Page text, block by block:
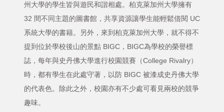
州大學的學生皆與遊民和諧相處。柏克萊加州大學擁有
32 間不同主題的圖書館，共享資源讓學生能輕鬆借閱 UC
系統大學的書籍。另外，來到柏克萊加州大學，就不得不
提到位於學校後山的景點 BIGC，BIGC為學校的榮譽標
誌，每年與史丹佛大學進行校園競賽（College Rivalry）
時，都有學生在此處守著，以防 BIGC 被漆成史丹佛大學
的代表色。除此之外，校園亦有不少處可看見兩校的競爭
趣味。